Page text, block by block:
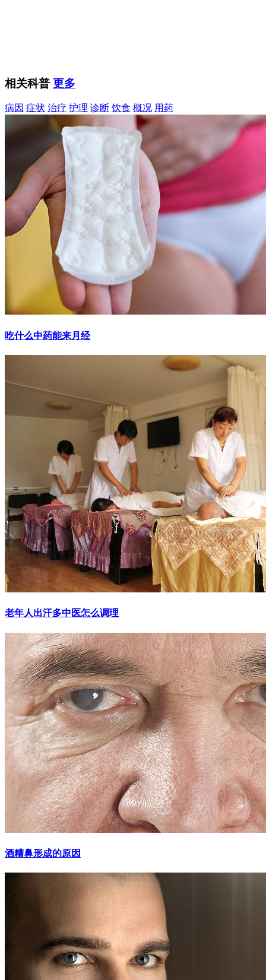
相关科普 更多
病因 症状 治疗 护理 诊断 饮食 概况 用药
吃什么中药能来月经
老年人出汗多中医怎么调理
酒糟鼻形成的原因